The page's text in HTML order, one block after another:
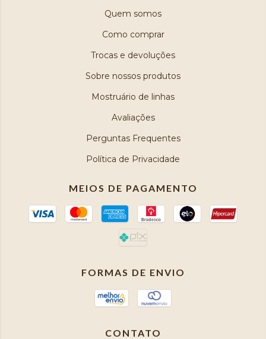
Quem somos
Como comprar
Trocas e devoluções
Sobre nossos produtos
Mostruário de linhas
Avaliações
Perguntas Frequentes
Política de Privacidade
MEIOS DE PAGAMENTO
FORMAS DE ENVIO
CONTATO